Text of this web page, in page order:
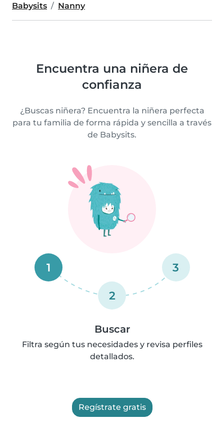
Babysits Nanny
Encuentra una niñera de
confianza
¿Buscas niñera? Encuentra la niñera perfecta
para tu familia de forma rápida y sencilla a través
de Babysits.
1
2
3
Buscar
Filtra según tus necesidades y revisa perfiles
detallados.
Regístrate gratis